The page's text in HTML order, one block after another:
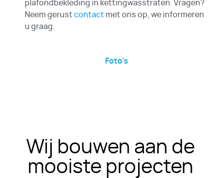
plafondbekleding in kettingwasstraten. Vragen?
Neem gerust contact met ons op, we informeren
u graag.
Foto's
Wij bouwen aan de
mooiste projecten